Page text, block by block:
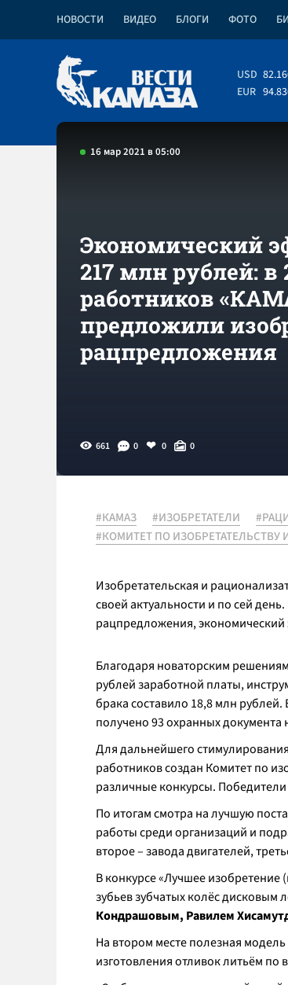
НОВОСТИ ВИДЕО БЛОГИ ФОТО
USD
EUR
16 мар 2021 в 05:00
Экономический
217 млн рублей: в
работников
предложили
рацпредложения
661 0 0 0
#КАМАЗ #ИЗОБРЕТАТЕЛИ
#КОМИТЕТ ПО ИЗОБРЕТАТЕЛЬСТВУ
Изобретательская и
своей актуальности и по сей
рацпредложения,
Благодаря новаторским
рублей заработной платы,
брака составило 18,8 млн рублей.
получено 93 охранных
Для дальнейшего
работников создан Комитет по
различные конкурсы.
По итогам смотра на лучшую
работы среди организаций и
второе – завода двигателей,
В конкурсе «Лучшее
зубьев зубчатых колёс
Кондрашовым, Равилем
На втором месте полезная
изготовления отливок литьём